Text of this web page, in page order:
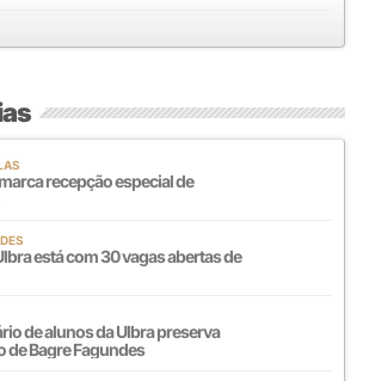
recepção especial de
está com 30 vagas abertas de
de alunos da Ulbra preserva
de Bagre Fagundes